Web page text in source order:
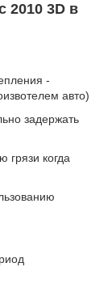
2010 3D в
-
авто)
задержать
грязи когда